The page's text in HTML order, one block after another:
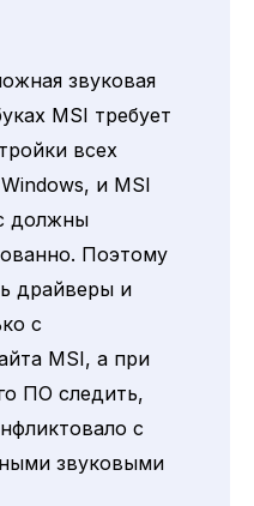
звуковая
MSI требует
всех
и MSI
должны
Поэтому
драйверы и
с
MSI, а при
ПО следить,
с
звуковыми